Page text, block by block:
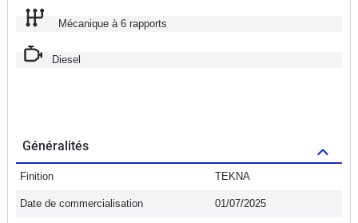
Mécanique à 6 rapports
Diesel
Généralités
Finition TEKNA
Date de commercialisation 01/07/2025